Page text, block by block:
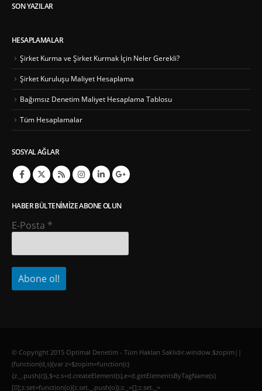
SON YAZILAR
HESAPLAMALAR
Şirket Kurma ve Şirket Kurmak İçin Neler Gerekli?
Şirket Kuruluşu Maliyet Hesaplama
Bağımsız Denetim Maliyet Hesaplama Tablosu
Tüm Hesaplamalar
SOSYAL AĞLAR
HABER BÜLTENIMIZE ABONE OLUN
E-Posta *
© Copyright 2015 Optimal Denetim - Tüm Hakları Saklıdır.window.$zopim||
(function(d,s){var z=$zopim=function(c)
{z._.push(c)},$=z.s=d.createElement(s),e=d.getElementsByTagName(s)
[0];z.set=function(o){z.set._.push(o)};z._=[];z.set._=